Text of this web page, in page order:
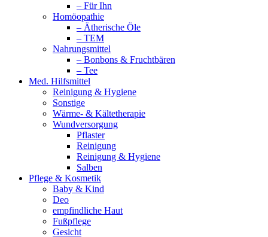
– Für Ihn
Homöopathie
– Ätherische Öle
– TEM
Nahrungsmittel
– Bonbons & Fruchtbären
– Tee
Med. Hilfsmittel
Reinigung & Hygiene
Sonstige
Wärme- & Kältetherapie
Wundversorgung
Pflaster
Reinigung
Reinigung & Hygiene
Salben
Pflege & Kosmetik
Baby & Kind
Deo
empfindliche Haut
Fußpflege
Gesicht